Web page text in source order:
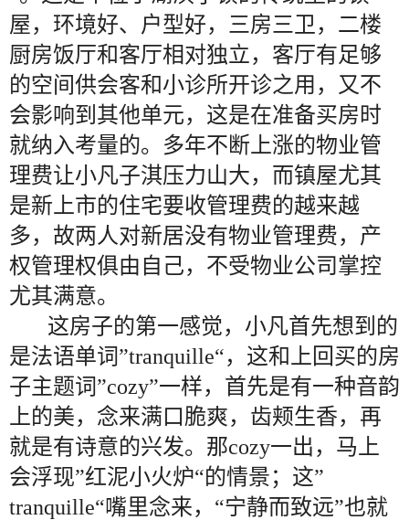
屋，环境好、户型好，三房三卫，二楼
厨房饭厅和客厅相对独立，客厅有足够
的空间供会客和小诊所开诊之用，又不
会影响到其他单元，这是在准备买房时
就纳入考量的。多年不断上涨的物业管
理费让小凡子淇压力山大，而镇屋尤其
是新上市的住宅要收管理费的越来越
多，故两人对新居没有物业管理费，产
权管理权俱由自己，不受物业公司掌控
尤其满意。
这房子的第一感觉，小凡首先想到的
是法语单词”tranquille“，这和上回买的房
子主题词”cozy”一样，首先是有一种音韵
上的美，念来满口脆爽，齿颊生香，再
就是有诗意的兴发。那cozy一出，马上
会浮现”红泥小火炉“的情景；这”
tranquille“嘴里念来，“宁静而致远”也就